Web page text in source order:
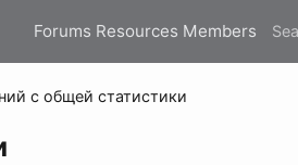
Forums Resources Members
с общей статистики